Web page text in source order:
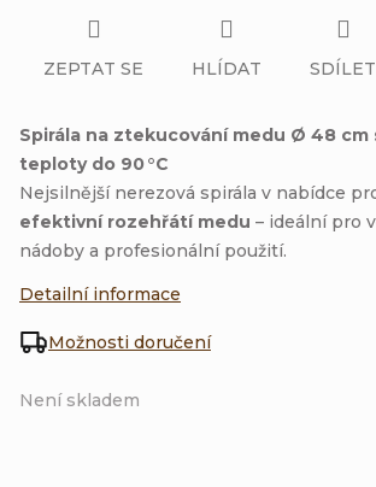
Není skladem
Možnosti doručení
Spirála na ztekucování medu Ø 48 cm
teploty do 90 °C
Nejsilnější nerezová spirála v nabídce
efektivní rozehřátí medu – ideální pro
nádoby a profesionální použití.
Detailní informace
ZEPTAT SE HLÍDAT SDÍLET